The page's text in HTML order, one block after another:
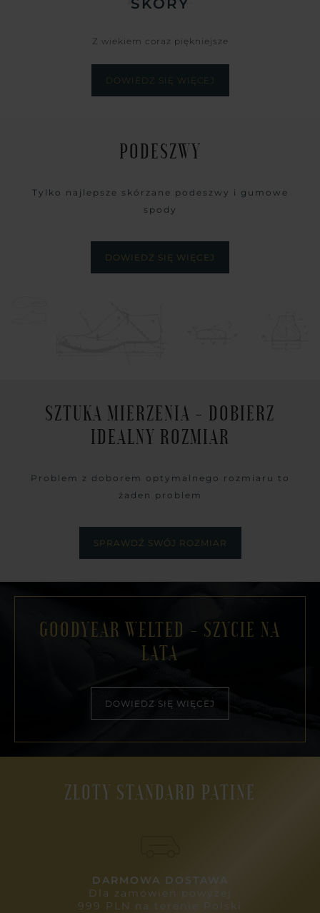
SKÓRY
Z wiekiem coraz piękniejsze
DOWIEDZ SIĘ WIĘCEJ
PODESZWY
Tylko najlepsze skórzane podeszwy i gumowe
spody
DOWIEDZ SIĘ WIĘCEJ
SZTUKA MIERZENIA - DOBIERZ
IDEALNY ROZMIAR
Problem z doborem optymalnego rozmiaru to
żaden problem
SPRAWDŹ SWÓJ ROZMIAR
GOODYEAR WELTED - SZYCIE NA
LATA
DOWIEDZ SIĘ WIĘCEJ
ZŁOTY STANDARD PATINE
DARMOWA DOSTAWA
Dla zamówień powyżej
999 PLN na terenie Polski